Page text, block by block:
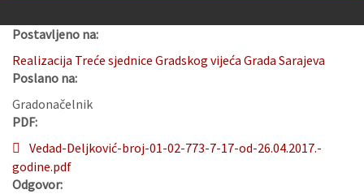
Postavljeno na:
Realizacija Treće sjednice Gradskog vijeća Grada Sarajeva
Poslano na:
Gradonačelnik
PDF:
Vedad-Deljković-broj-01-02-773-7-17-od-26.04.2017.-
godine.pdf
Odgovor: